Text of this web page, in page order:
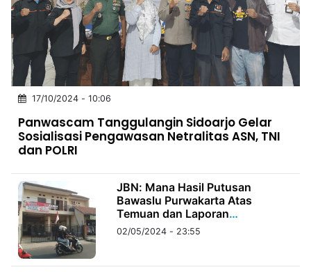
INDONESIA
Partner
Insight
Suara
Lens
Daily
Jalan
Idealita
Kita
Radar
Seedbacklink
Follow
17/10/2024 - 10:06
Panwascam Tanggulangin Sidoarjo Gelar
Sosialisasi Pengawasan Netralitas ASN, TNI
dan POLRI
JBN: Mana Hasil Putusan
Bawaslu Purwakarta Atas
Temuan dan Laporan
Penindakan Pelanggaran Pemilu
2024
02/05/2024 - 23:55